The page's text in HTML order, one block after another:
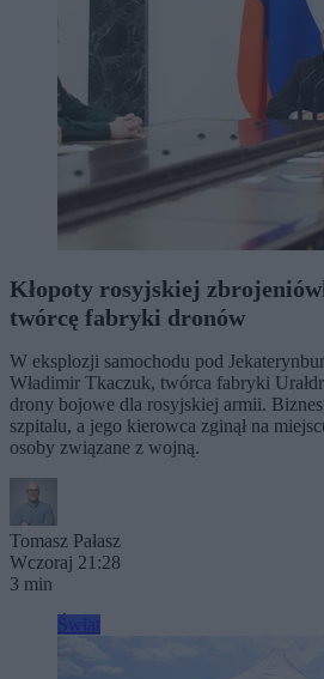
Kłopoty rosyjskiej
twórcę fabryki dronów
W eksplozji samochodu pod
Władimir Tkaczuk, twórca fabryki
drony bojowe dla rosyjskiej armii.
szpitalu, a jego kierowca zginął na
osoby związane z wojną.
Tomasz Pałasz
Wczoraj 21:28
3 min